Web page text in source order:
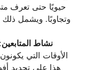
حيويًا حتى تعرف
وتجاوبًا. ويشمل ذلك
نشاط المتابعين
الأوقات التي
هذا على تحديد